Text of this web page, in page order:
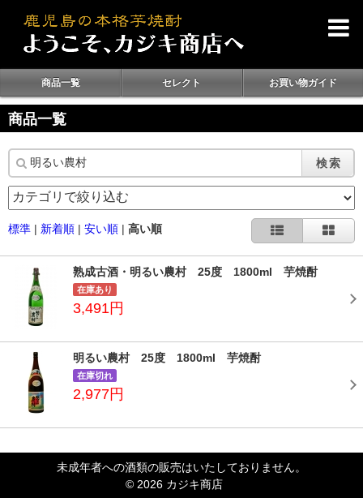
商品一覧 セレクト お買い物ガイド
商品一覧
検索
標準 | 新着順 | 安い順 | 高い順
熟成古酒・明るい農村 25度 1800ml 芋焼酎
在庫あり
3,491円
明るい農村 25度 1800ml 芋焼酎
在庫切れ
2,977円
未成年者への酒類の販売はいたしておりません。
© 2026 カジキ商店